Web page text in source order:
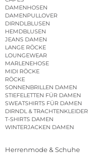
DAMENHOSEN
DAMENPULLOVER
DIRNDLBLUSEN
HEMDBLUSEN
JEANS DAMEN
LANGE RÖCKE
LOUNGEWEAR
MARLENEHOSE
MIDI RÖCKE
RÖCKE
SONNENBRILLEN DAMEN
STIEFELETTEN FÜR DAMEN
SWEATSHIRTS FÜR DAMEN
DIRNDL & TRACHTENKLEIDER
T-SHIRTS DAMEN
WINTERJACKEN DAMEN
Herrenmode & Schuhe